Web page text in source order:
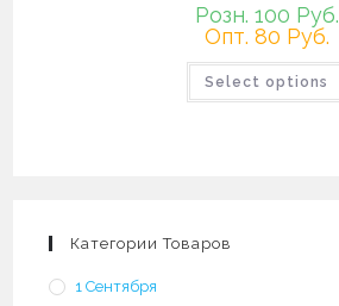
Розн. 100 Руб.
Опт. 80 Руб.
Select options
Категории Товаров
1 Сентября